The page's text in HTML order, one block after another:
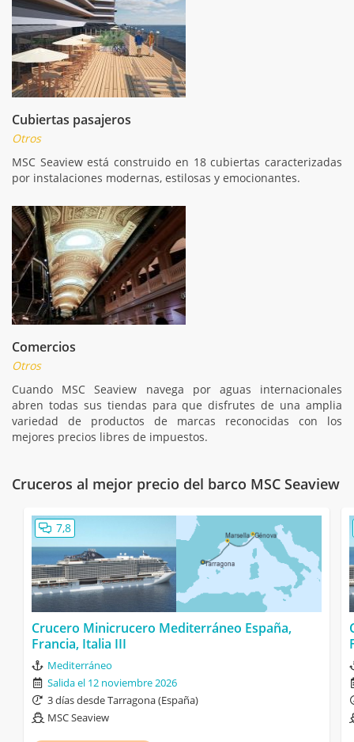
Cubiertas pasajeros
Otros
MSC Seaview está construido en 18 cubiertas caracterizadas
por instalaciones modernas, estilosas y emocionantes.
Comercios
Otros
Cuando MSC Seaview navega por aguas internacionales
abren todas sus tiendas para que disfrutes de una amplia
variedad de productos de marcas reconocidas con los
mejores precios libres de impuestos.
Cruceros al mejor precio del barco MSC Seaview
7,8
Crucero Minicrucero Mediterráneo España,
Francia, Italia III
Mediterráneo
Salida el 12 noviembre 2026
3 días desde Tarragona (España)
MSC Seaview